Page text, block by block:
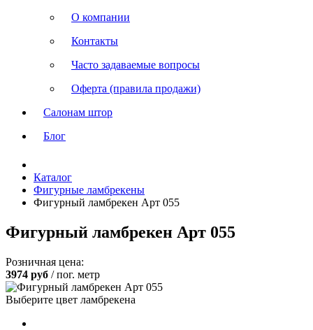
О компании
Контакты
Часто задаваемые вопросы
Оферта (правила продажи)
Салонам штор
Блог
Каталог
Фигурные ламбрекены
Фигурный ламбрекен Арт 055
Фигурный ламбрекен Арт 055
Розничная цена:
3974 руб / пог. метр
Выберите цвет ламбрекена